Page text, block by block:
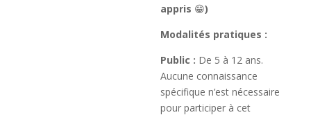
appris 😁)
Modalités pratiques :
Public : De 5 à 12 ans.
Aucune connaissance
spécifique n’est nécessaire
pour participer à cet